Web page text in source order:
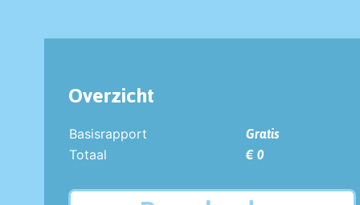
Overzicht
Basisrapport
Gratis
Totaal
€ 0